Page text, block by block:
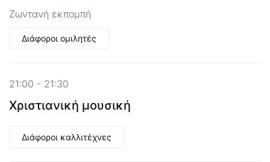
Ζωντανή εκπομπή
Διάφοροι ομιλητές
21:00 - 21:30
Χριστιανική μουσική
Διάφοροι καλλιτέχνες